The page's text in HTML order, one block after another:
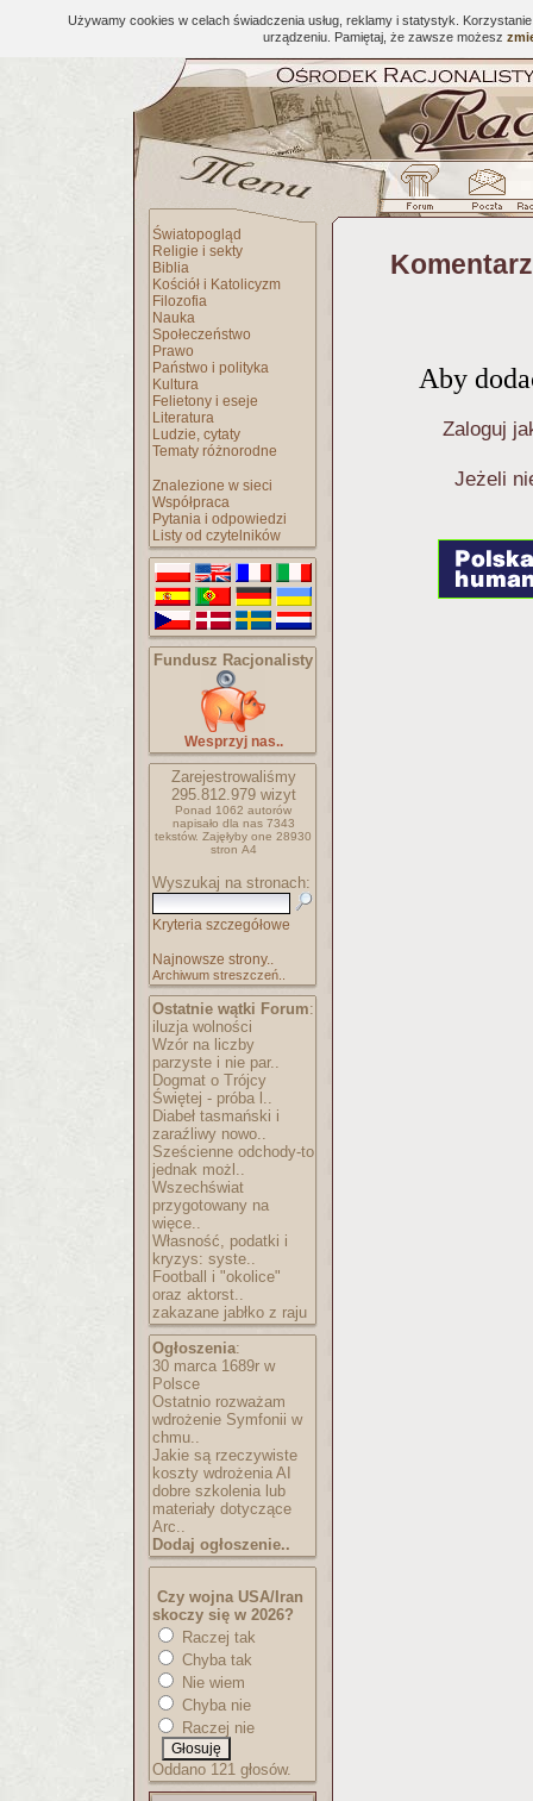
Używamy cookies w celach świadczenia usług, reklamy i statystyk.
urządzeniu. Pamiętaj, że zawsze możesz
Światopogląd
Religie i sekty
Biblia
Kościół i Katolicyzm
Filozofia
Nauka
Społeczeństwo
Prawo
Państwo i polityka
Kultura
Felietony i eseje
Literatura
Ludzie, cytaty
Tematy różnorodne
Znalezione w sieci
Współpraca
Pytania i odpowiedzi
Listy od czytelników
Fundusz Racjonalisty
Wesprzyj nas..
Zarejestrowaliśmy
295.812.979wizyt
Ponad 1062 autorów
napisało dla nas 7343
tekstów. Zajęłyby one 28930
stron A4
Wyszukaj na stronach:
Kryteria szczegółowe
Najnowsze strony..
Archiwum streszczeń..
Ostatnie wątki Forum:
iluzja wolności
Wzór na liczby
parzyste i nie par..
Dogmat o Trójcy
Świętej - próba l..
Diabeł tasmański i
zaraźliwy nowo..
Sześcienne odchody-to
jednak możl..
Wszechświat
przygotowany na
więce..
Własność, podatki i
kryzys: syste..
Football i "okolice"
oraz aktorst..
zakazane jabłko z raju
Ogłoszenia:
30 marca 1689r w
Polsce
Ostatnio rozważam
wdrożenie Symfonii w
chmu..
Jakie są rzeczywiste
koszty wdrożenia AI
dobre szkolenia lub
materiały dotyczące
Arc..
Dodaj ogłoszenie..
Czy wojna USA/Iran
skoczy się w 2026?
Raczej tak
Chyba tak
Nie wiem
Chyba nie
Raczej nie
Oddano 121 głosów.
Aby
Zaloguj
Jeżeli